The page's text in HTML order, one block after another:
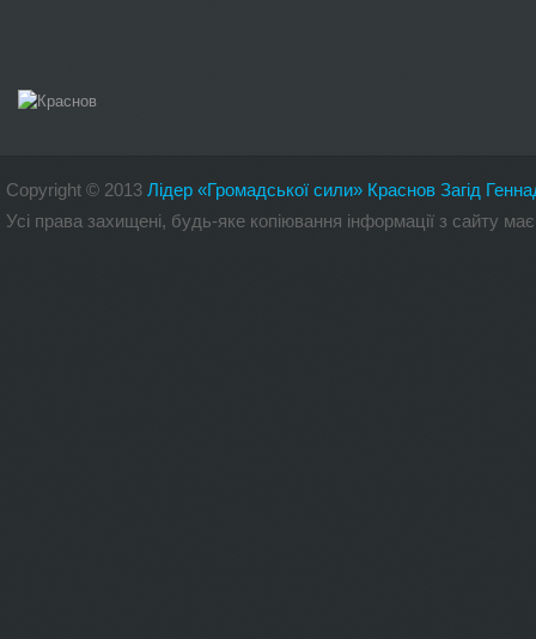
Copyright © 2013 Лідер «Громадської сили» Краснов Загід
Усі права захищені, будь-яке копіювання інформації з сайту